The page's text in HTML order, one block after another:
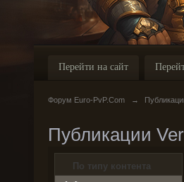
Перейти на сайт
Форум Euro-PvP.Com →
Публикации
По типу контента